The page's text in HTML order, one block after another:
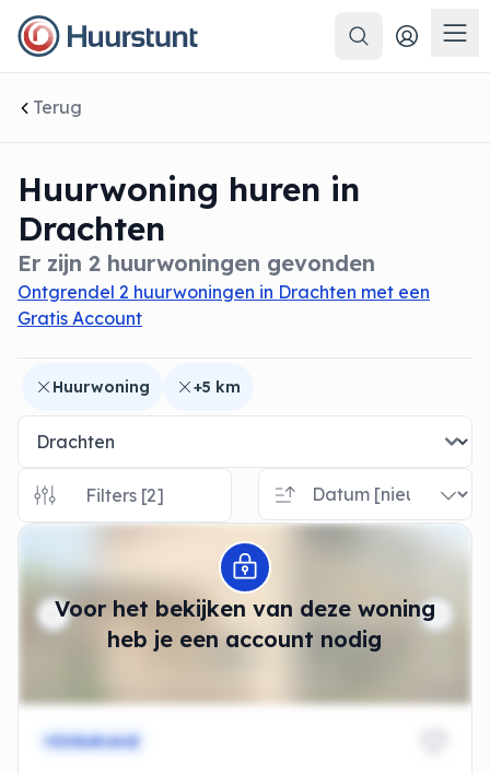
Zoeken
Terug
Huurwoning huren in
Drachten
Er zijn 2 huurwoningen gevonden
Ontgrendel 2 huurwoningen in Drachten met een
Gratis Account
sluiten
Huurwoning +5 km
Filters [2]
Voor het bekijken van deze woning
heb je een account nodig
Modal openen
Onbekend